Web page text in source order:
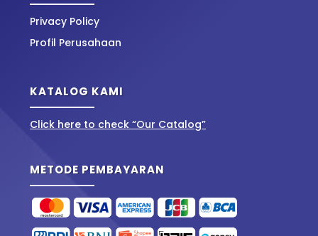
Privacy Policy
Profil Perusahaan
KATALOG KAMI
Click here to check “Our Catalog”
METODE PEMBAYARAN